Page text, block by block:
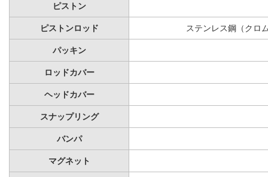
ピストン
ピストンロッド ステンレス鋼（クロ
パッキン
ロッドカバー
ヘッドカバー
スナップリング
バンパ
マグネット